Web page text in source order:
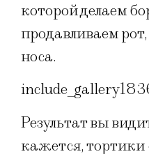
которой делаем
продавливаем
носа.
Результат вы
кажется,